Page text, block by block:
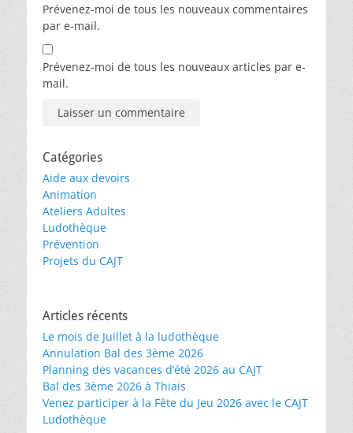
Prévenez-moi de tous les nouveaux commentaires
par e-mail.
Prévenez-moi de tous les nouveaux articles par e-
mail.
Catégories
Aide aux devoirs
Animation
Ateliers Adultes
Ludothèque
Prévention
Projets du CAJT
Articles récents
Le mois de Juillet à la ludothèque
Annulation Bal des 3ème 2026
Planning des vacances d’été 2026 au CAJT
Bal des 3ème 2026 à Thiais
Venez participer à la Fête du Jeu 2026 avec le CAJT
Ludothèque